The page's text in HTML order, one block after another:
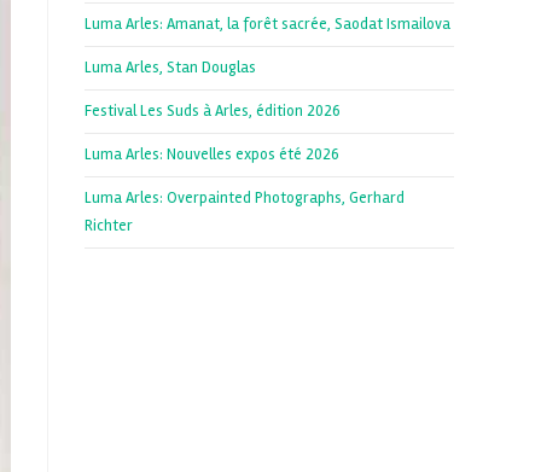
Luma Arles: Amanat, la forêt sacrée, Saodat Ismailova
Luma Arles, Stan Douglas
Festival Les Suds à Arles, édition 2026
Luma Arles: Nouvelles expos été 2026
Luma Arles: Overpainted Photographs, Gerhard
Richter